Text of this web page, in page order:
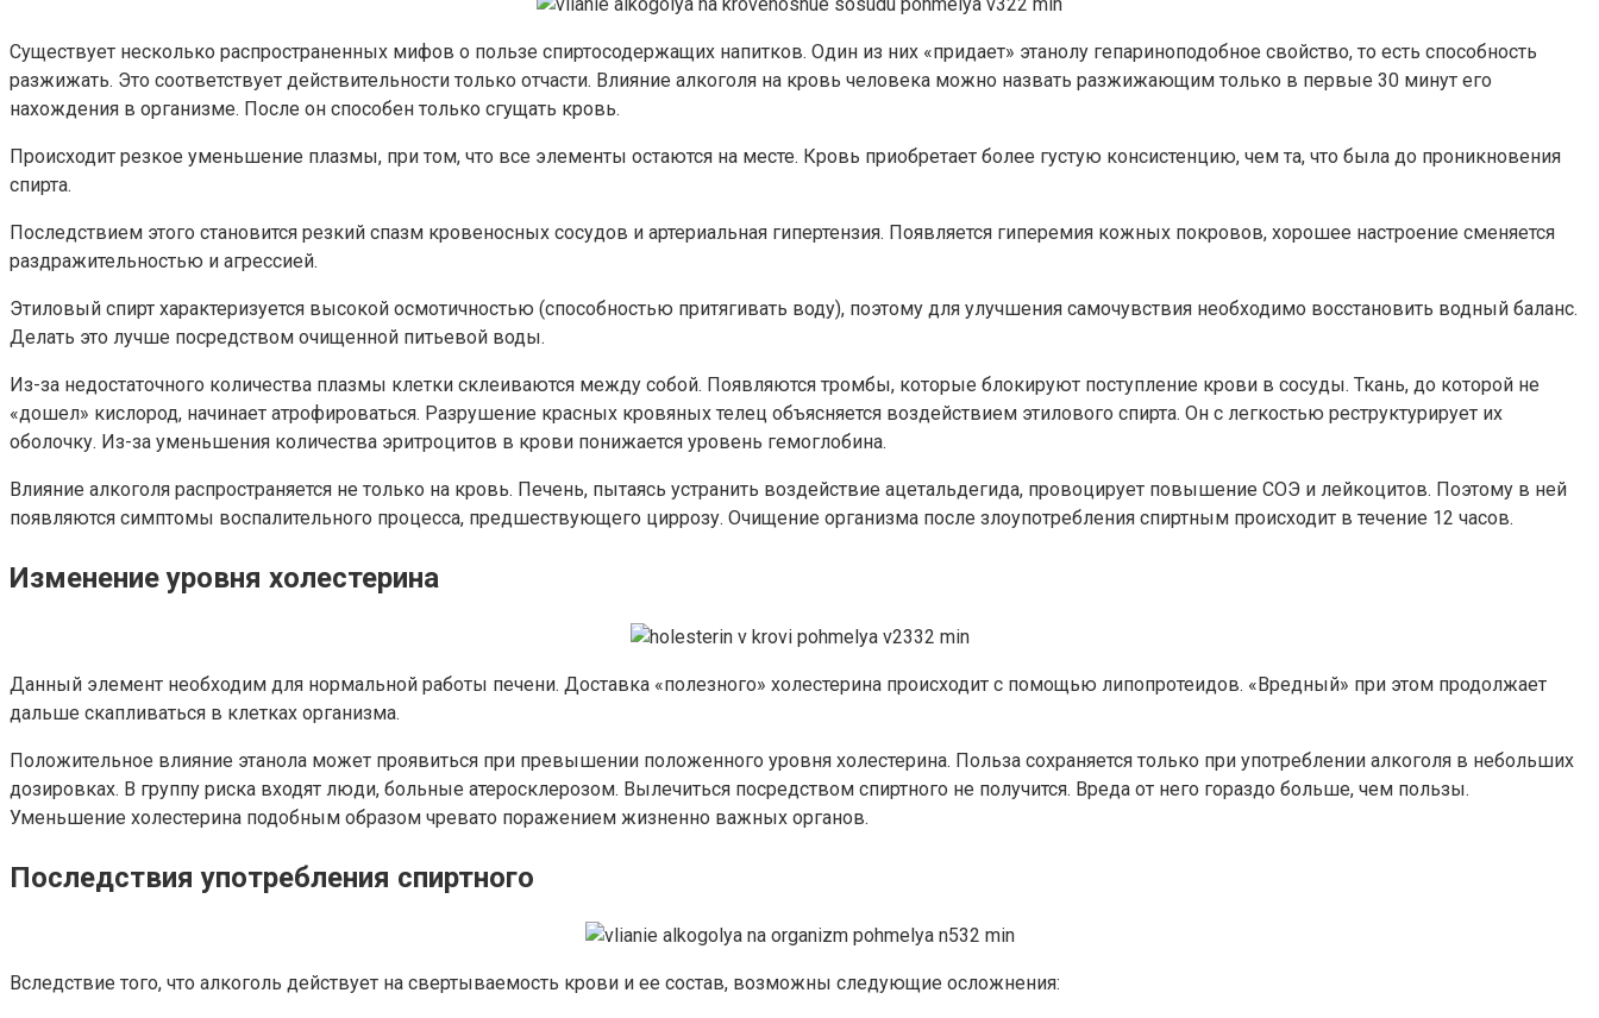
Существует несколько распространенных мифов о пользе спиртосодержащих напитков. Один из них «придает» этанолу гепариноподобное свойство, то есть способность
разжижать. Это соответствует действительности только отчасти. Влияние алкоголя на кровь человека можно назвать разжижающим только в первые 30 минут его
нахождения в организме. После он способен только сгущать кровь.
Происходит резкое уменьшение плазмы, при том, что все элементы остаются на месте. Кровь приобретает более густую консистенцию, чем та, что была до проникновения
спирта.
Последствием этого становится резкий спазм кровеносных сосудов и артериальная гипертензия. Появляется гиперемия кожных покровов, хорошее настроение сменяется
раздражительностью и агрессией.
Этиловый спирт характеризуется высокой осмотичностью (способностью притягивать воду), поэтому для улучшения самочувствия необходимо восстановить водный баланс.
Делать это лучше посредством очищенной питьевой воды.
Из-за недостаточного количества плазмы клетки склеиваются между собой. Появляются тромбы, которые блокируют поступление крови в сосуды. Ткань, до которой не
«дошел» кислород, начинает атрофироваться. Разрушение красных кровяных телец объясняется воздействием этилового спирта. Он с легкостью реструктурирует их
оболочку. Из-за уменьшения количества эритроцитов в крови понижается уровень гемоглобина.
Влияние алкоголя распространяется не только на кровь. Печень, пытаясь устранить воздействие ацетальдегида, провоцирует повышение СОЭ и лейкоцитов. Поэтому в ней
появляются симптомы воспалительного процесса, предшествующего циррозу. Очищение организма после злоупотребления спиртным происходит в течение 12 часов.
Изменение уровня холестерина
Данный элемент необходим для нормальной работы печени. Доставка «полезного» холестерина происходит с помощью липопротеидов. «Вредный» при этом продолжает
дальше скапливаться в клетках организма.
Положительное влияние этанола может проявиться при превышении положенного уровня холестерина. Польза сохраняется только при употреблении алкоголя в небольших
дозировках. В группу риска входят люди, больные атеросклерозом. Вылечиться посредством спиртного не получится. Вреда от него гораздо больше, чем пользы.
Уменьшение холестерина подобным образом чревато поражением жизненно важных органов.
Последствия употребления спиртного
Вследствие того, что алкоголь действует на свертываемость крови и ее состав, возможны следующие осложнения: